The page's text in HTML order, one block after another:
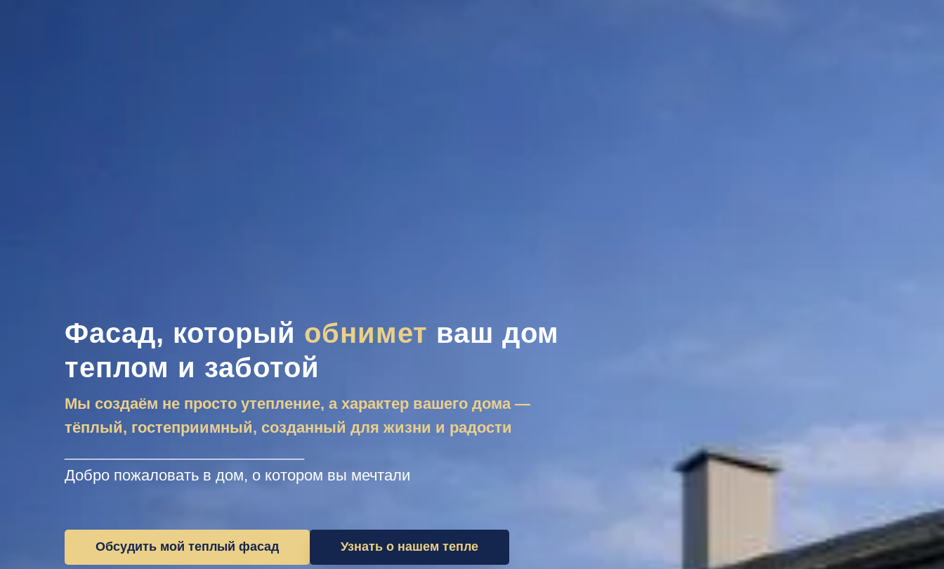
Фасад, который обнимет ваш дом
теплом и заботой
Мы создаём не просто утепление, а характер вашего дома —
тёплый, гостеприимный, созданный для жизни и радости
Добро пожаловать в дом, о котором вы мечтали
Обсудить мой теплый фасад Узнать о нашем тепле